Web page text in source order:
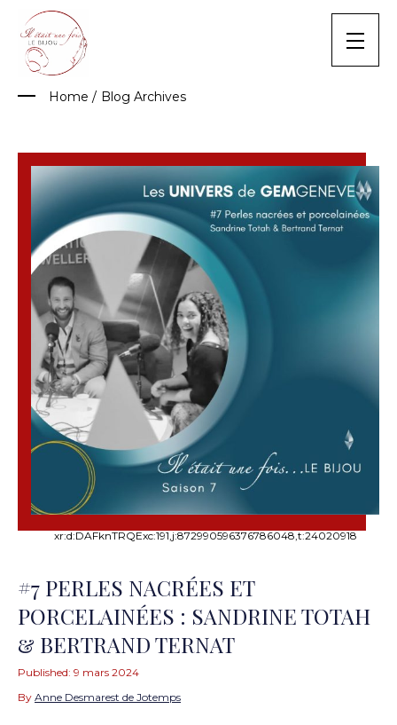
content
Home / Blog Archives
xr:d:DAFknTRQExc:191,j:872990596376786048,t:24020918
#7 PERLES NACRÉES ET
PORCELAINÉES : SANDRINE TOTAH
& BERTRAND TERNAT
Published: 9 mars 2024
By Anne Desmarest de Jotemps